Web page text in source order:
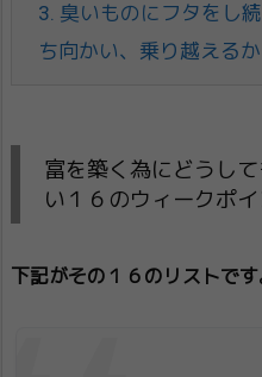
3. 臭いものにフタをし
ち向かい、乗り越えるか
富を築く為にどうし
い１６のウィークポイ
下記がその１６のリストです